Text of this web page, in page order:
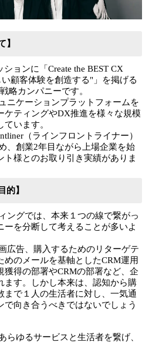
】
ョンに「Create the BEST CX
顧客体験を創造する"」を掲げる
略カンパニーです。
ニケーションプラットフォームを
ケティングやDX推進を様々な規模
います。
（ラインフロントライナー）
、創業2年目ながら上場企業を始
ト様とのお取り引き実績がありま
的】
ングでは、本来１つの線で繋がっ
ーを分断して考えることが多いよ
広告、購入するためのリターゲテ
めのメールを基軸としたCRM運用
獲得の部署やCRMの部署など、企
ます。しかし本来は、認知から購
まで１人の生活者に対し、一気通
向き合うべきではないでしょう
らゆるサービスと​生活者を繋げ、